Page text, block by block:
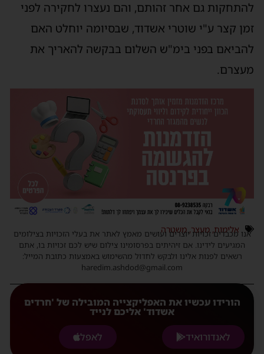
להתחקות גם אחר זהותם, והם נעצרו לחקירה לפני
זמן קצר ע"י שוטרי אשדוד, שבסיומה יוחלט האם
להביאם בפני בימ"ש השלום בבקשה להאריך את
מעצרם.
אלימות,מעצר,משטרה
אנו מכבדים זכויות יוצרים ועושים מאמץ לאתר את בעלי הזכויות בצילומים
המגיעים לידינו. אם זיהיתים בפרסומינו צילום שיש לכם זכויות בו, אתם
רשאים לפנות אלינו ולבקש לחדול מהשימוש באמצעות כתובת המייל:
haredim.ashdod@gmail.com
הורידו עכשיו את האפליקצייה המובילה של 'חרדים
אשדוד' אליכם לנייד
לאנדורואיד
לאפל